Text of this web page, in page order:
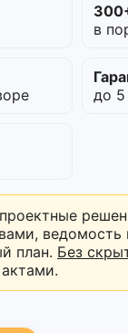
в
до 5
проектные
ведомость
план. Без